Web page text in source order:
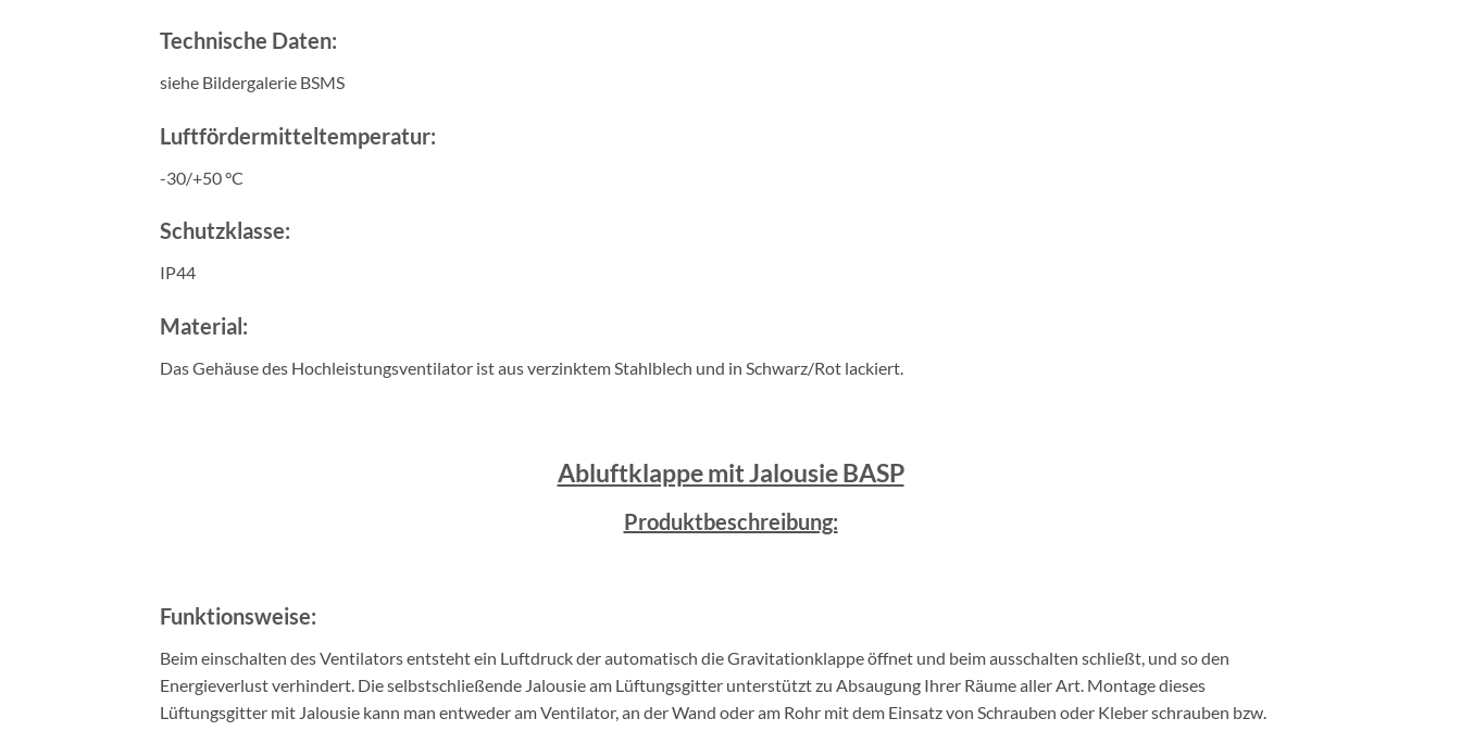
Technische Daten:
siehe Bildergalerie BSMS
Luftfördermitteltemperatur:
-30/+50 °C
Schutzklasse:
IP44
Material:
Das Gehäuse des Hochleistungsventilator ist aus verzinktem Stahlblech und in Schwarz/Rot lackiert.
Abluftklappe mit Jalousie BASP
Produktbeschreibung:
Funktionsweise:
Beim einschalten des Ventilators entsteht ein Luftdruck der automatisch die Gravitationklappe öffnet und beim ausschalten schließt, und so den
Energieverlust verhindert. Die selbstschließende Jalousie am Lüftungsgitter unterstützt zu Absaugung Ihrer Räume aller Art. Montage dieses
Lüftungsgitter mit Jalousie kann man entweder am Ventilator, an der Wand oder am Rohr mit dem Einsatz von Schrauben oder Kleber schrauben bzw.